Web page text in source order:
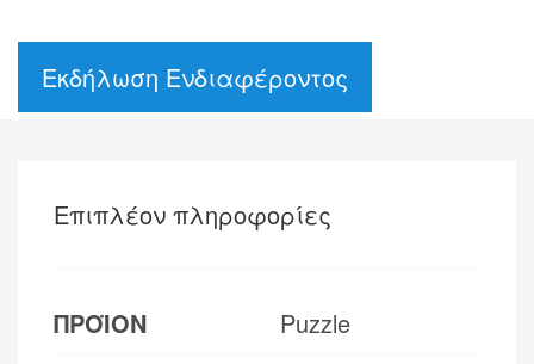
Εκδήλωση Ενδιαφέροντος
Επιπλέον πληροφορίες
ΠΡΟΪΟΝ Puzzle